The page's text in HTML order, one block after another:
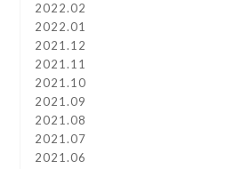
2022.02
2022.01
2021.12
2021.11
2021.10
2021.09
2021.08
2021.07
2021.06